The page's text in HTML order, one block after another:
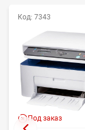
Код: 7343
Под заказ